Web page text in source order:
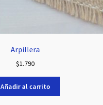
Arpillera
$1.790
Añadir al carrito